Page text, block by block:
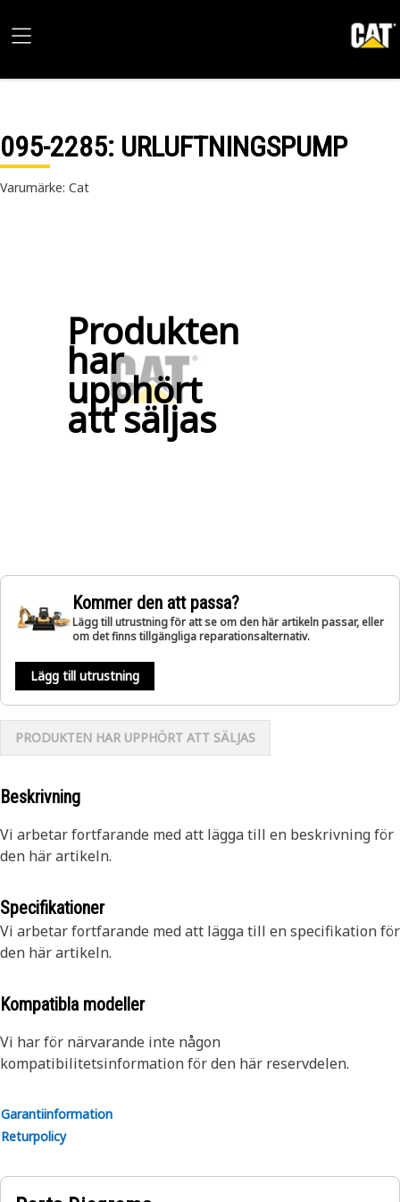
095-2285: URLUFTNINGSPUMP
Varumärke: Cat
Produkten
har
upphört
att säljas
Kommer den att passa?
Lägg till utrustning för att se om den här artikeln passar, eller
om det finns tillgängliga reparationsalternativ.
Lägg till utrustning
PRODUKTEN HAR UPPHÖRT ATT SÄLJAS
Beskrivning
Vi arbetar fortfarande med att lägga till en beskrivning för
den här artikeln.
Specifikationer
Vi arbetar fortfarande med att lägga till en specifikation för
den här artikeln.
Kompatibla modeller
Vi har för närvarande inte någon
kompatibilitetsinformation för den här reservdelen.
Garantiinformation
Returpolicy